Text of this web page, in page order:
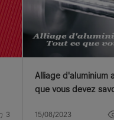
3
Alliage d'aluminium
que vous devez
15/08/2023